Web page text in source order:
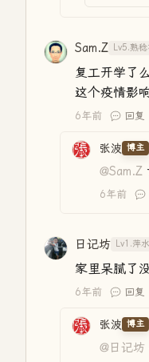
Sam.Z Lv5.熟
复工开学了
这个疫情影
6年前 回复
张波 博主
@Sam.Z
6年前
日记坊 Lv1.萍
家里呆腻了没
6年前 回复
张波 博主
@日记坊